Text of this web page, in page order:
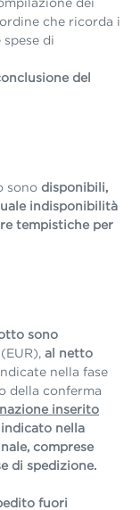
che ricorda i
di
del
sono disponibili,
indisponibilità
tempistiche per
sono
(EUR), al netto
nella fase
della conferma
inserito
nella
comprese
di spedizione.
fuori